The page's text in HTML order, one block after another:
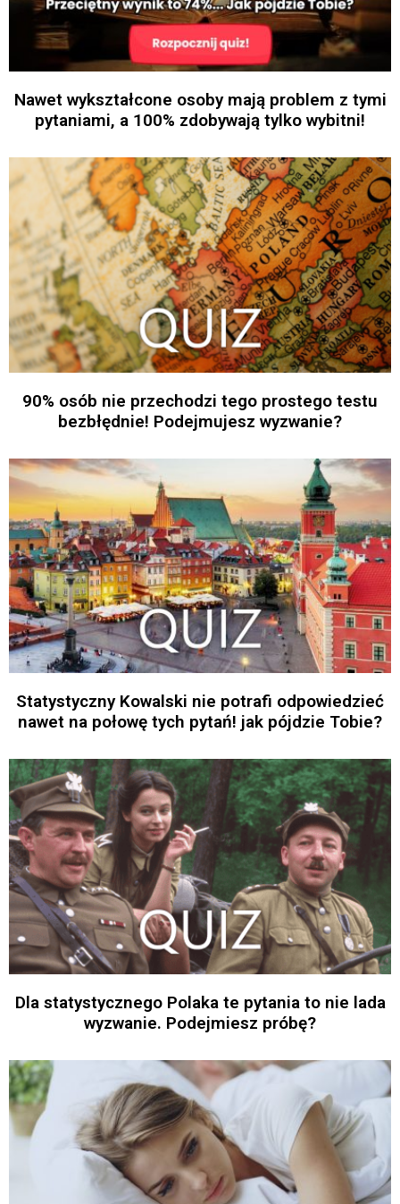
Nawet wykształcone osoby mają problem z tymi
pytaniami, a 100% zdobywają tylko wybitni!
90% osób nie przechodzi tego prostego testu
bezbłędnie! Podejmujesz wyzwanie?
Statystyczny Kowalski nie potrafi odpowiedzieć
nawet na połowę tych pytań! jak pójdzie Tobie?
Dla statystycznego Polaka te pytania to nie lada
wyzwanie. Podejmiesz próbę?